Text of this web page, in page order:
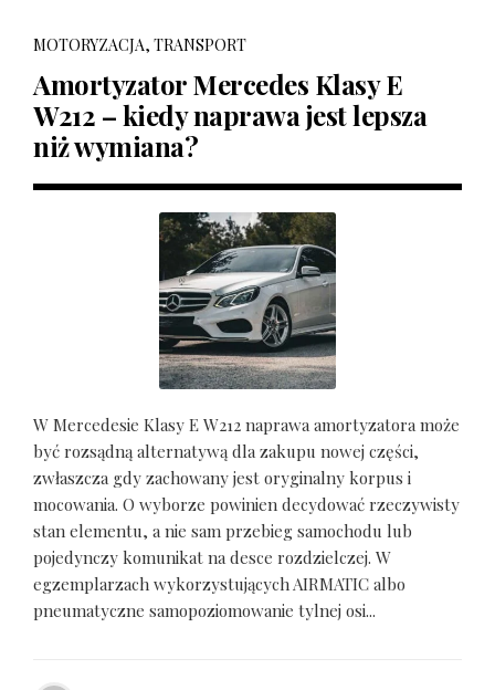
MOTORYZACJA, TRANSPORT
Amortyzator Mercedes Klasy E
W212 – kiedy naprawa jest lepsza
niż wymiana?
W Mercedesie Klasy E W212 naprawa amortyzatora może
być rozsądną alternatywą dla zakupu nowej części,
zwłaszcza gdy zachowany jest oryginalny korpus i
mocowania. O wyborze powinien decydować rzeczywisty
stan elementu, a nie sam przebieg samochodu lub
pojedynczy komunikat na desce rozdzielczej. W
egzemplarzach wykorzystujących AIRMATIC albo
pneumatyczne samopoziomowanie tylnej osi...